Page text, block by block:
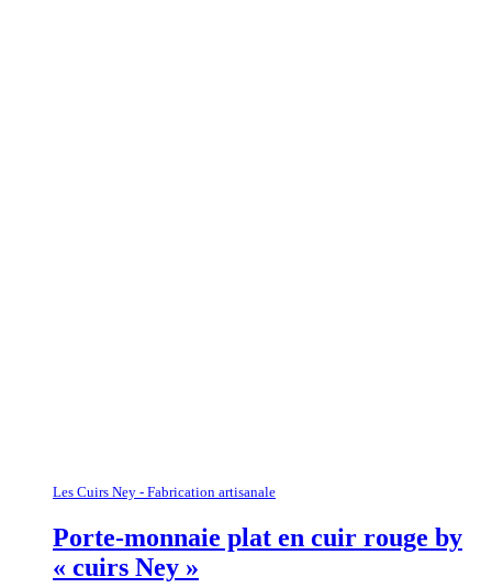
Les Cuirs Ney - Fabrication artisanale
Porte-monnaie plat en cuir rouge by
« cuirs Ney »